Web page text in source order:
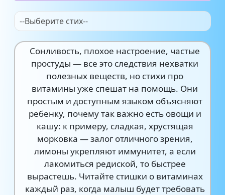
--Выберите стих--
Сонливость, плохое настроение, частые
простуды — все это следствия нехватки
полезных веществ, но стихи про
витамины уже спешат на помощь. Они
простым и доступным языком объясняют
ребенку, почему так важно есть овощи и
кашу: к примеру, сладкая, хрустящая
морковка — залог отличного зрения,
лимоны укрепляют иммунитет, а если
лакомиться редиской, то быстрее
вырастешь. Читайте стишки о витаминах
каждый раз, когда малыш будет требовать